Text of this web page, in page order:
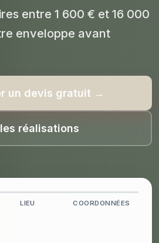
entre 1 600 € et 16 000
enveloppe avant
un devis gratuit →
réalisations
LIEU COORDONNÉES